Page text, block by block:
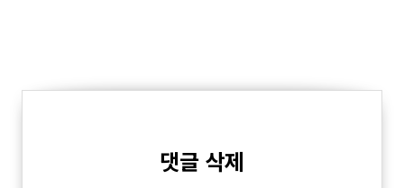
댓글 삭제